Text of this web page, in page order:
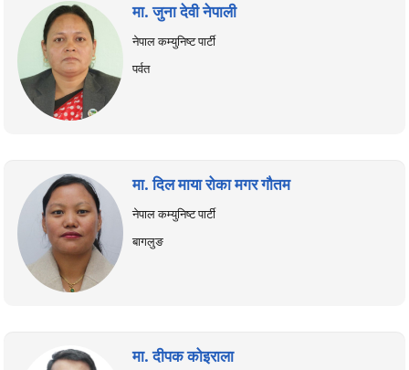
मा. जुना देवी नेपाली
नेपाल कम्युनिष्ट पार्टी
पर्वत
मा. दिल माया रोका मगर गौतम
नेपाल कम्युनिष्ट पार्टी
बागलुङ
मा. दीपक कोइराला